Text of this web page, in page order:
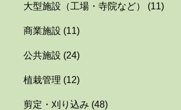
大型施設（工場・寺院など） (11)
商業施設 (11)
公共施設 (24)
植栽管理 (12)
剪定・刈り込み (48)